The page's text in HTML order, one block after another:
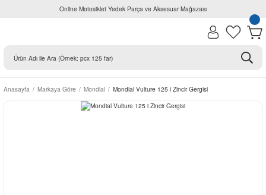
Online Motosiklet Yedek Parça ve Aksesuar Mağazası
Anasayfa Markaya Göre Mondial Mondial Vulture 125 i Zincir Gergisi